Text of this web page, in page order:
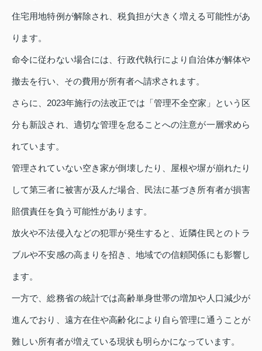
住宅用地特例が解除され、税負担が大きく増える可能性があ
ります。
命令に従わない場合には、行政代執行により自治体が解体や
撤去を行い、その費用が所有者へ請求されます。
さらに、2023年施行の法改正では「管理不全空家」という区
分も新設され、適切な管理を怠ることへの注意が一層求めら
れています。
管理されていない空き家が倒壊したり、屋根や塀が崩れたり
して第三者に被害が及んだ場合、民法に基づき所有者が損害
賠償責任を負う可能性があります。
放火や不法侵入などの犯罪が発生すると、近隣住民とのトラ
ブルや不安感の高まりを招き、地域での信頼関係にも影響し
ます。
一方で、総務省の統計では高齢単身世帯の増加や人口減少が
進んでおり、遠方在住や高齢化により自ら管理に通うことが
難しい所有者が増えている現状も明らかになっています。